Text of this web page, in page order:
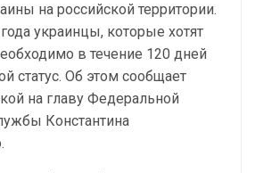
на российской территории.
украинцы, которые хотят
в течение 120 дней
статус. Об этом сообщает
на главу Федеральной
Константина